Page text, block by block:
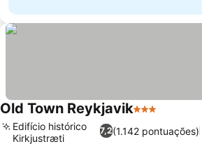
Old Town Reykjavik3 Estrelas
7,2(1.142 pontuações)
Edifício histórico
Kirkjustræti